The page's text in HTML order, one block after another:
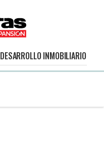
DESARROLLO INMOBILIARIO